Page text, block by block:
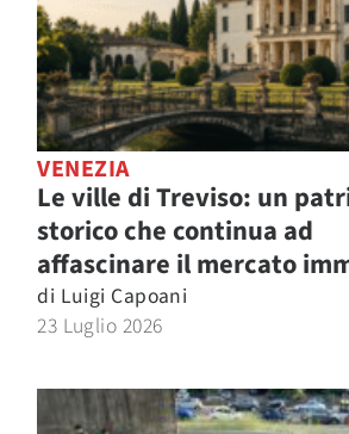
VENEZIA
Le ville di Treviso: un
storico che continua ad
affascinare il mercato
di Luigi Capoani
23 Luglio 2026